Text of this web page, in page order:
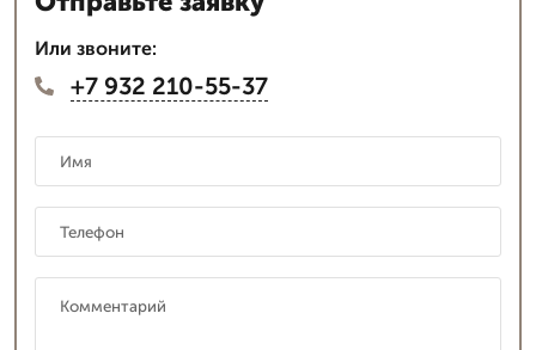
Или звоните:
+7 932 210-55-37